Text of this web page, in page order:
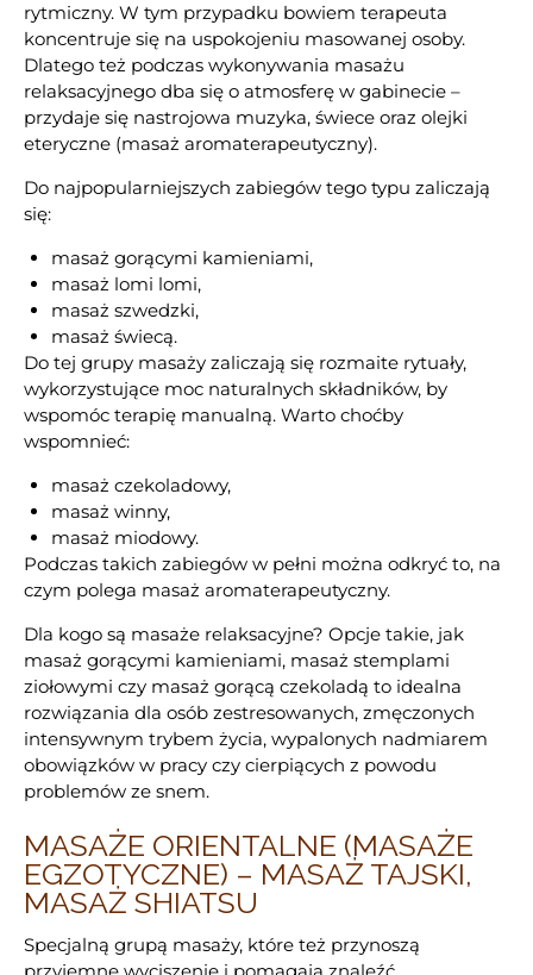
rytmiczny. W tym przypadku bowiem terapeuta
koncentruje się na uspokojeniu masowanej osoby.
Dlatego też podczas wykonywania masażu
relaksacyjnego dba się o atmosferę w gabinecie –
przydaje się nastrojowa muzyka, świece oraz olejki
eteryczne (masaż aromaterapeutyczny).
Do najpopularniejszych zabiegów tego typu zaliczają
się:
masaż gorącymi kamieniami,
masaż lomi lomi,
masaż szwedzki,
masaż świecą.
Do tej grupy masaży zaliczają się rozmaite rytuały,
wykorzystujące moc naturalnych składników, by
wspomóc terapię manualną. Warto choćby
wspomnieć:
masaż czekoladowy,
masaż winny,
masaż miodowy.
Podczas takich zabiegów w pełni można odkryć to, na
czym polega masaż aromaterapeutyczny.
Dla kogo są masaże relaksacyjne? Opcje takie, jak
masaż gorącymi kamieniami, masaż stemplami
ziołowymi czy masaż gorącą czekoladą to idealna
rozwiązania dla osób zestresowanych, zmęczonych
intensywnym trybem życia, wypalonych nadmiarem
obowiązków w pracy czy cierpiących z powodu
problemów ze snem.
MASAŻE ORIENTALNE (MASAŻE
EGZOTYCZNE) – MASAŻ TAJSKI,
MASAŻ SHIATSU
Specjalną grupą masaży, które też przynoszą